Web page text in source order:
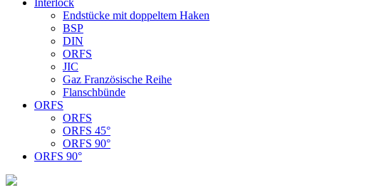
Interlock
Endstücke mit doppeltem Haken
BSP
DIN
ORFS
JIC
Gaz Französische Reihe
Flanschbünde
ORFS
ORFS
ORFS 45°
ORFS 90°
ORFS 90°